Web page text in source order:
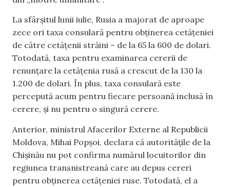
La sfârșitul lunii iulie, Rusia a majorat de aproape
zece ori taxa consulară pentru obținerea cetățeniei
de către cetățenii străini – de la 65 la 600 de dolari.
Totodată, taxa pentru examinarea cererii de
renunțare la cetățenia rusă a crescut de la 130 la
1.200 de dolari. În plus, taxa consulară este
percepută acum pentru fiecare persoană inclusă în
cerere, și nu pentru o singură cerere.
Anterior, ministrul Afacerilor Externe al Republicii
Moldova, Mihai Popșoi, declara că autoritățile de la
Chișinău nu pot confirma numărul locuitorilor din
regiunea transnistreană care au depus cereri
pentru obținerea cetățeniei ruse. Totodată, el a